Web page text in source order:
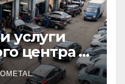
услуги
центра в